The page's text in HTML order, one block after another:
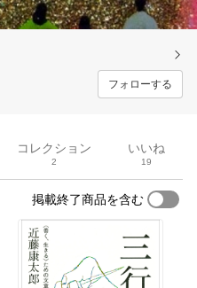
フォローする
コレクション
2
いいね
19
掲載終了商品を含む